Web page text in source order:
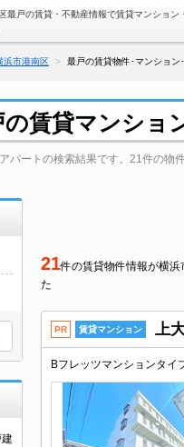
最戸の賃貸・不動産情報で賃貸マンション
浜市港南区 最戸の賃貸物件･マンション
賃貸マンショ
パートの検索結果です。21件の物
建
21件の賃貸物件情報が横浜
た
PR 賃貸マンション 上
Bフレッツマンションタイ